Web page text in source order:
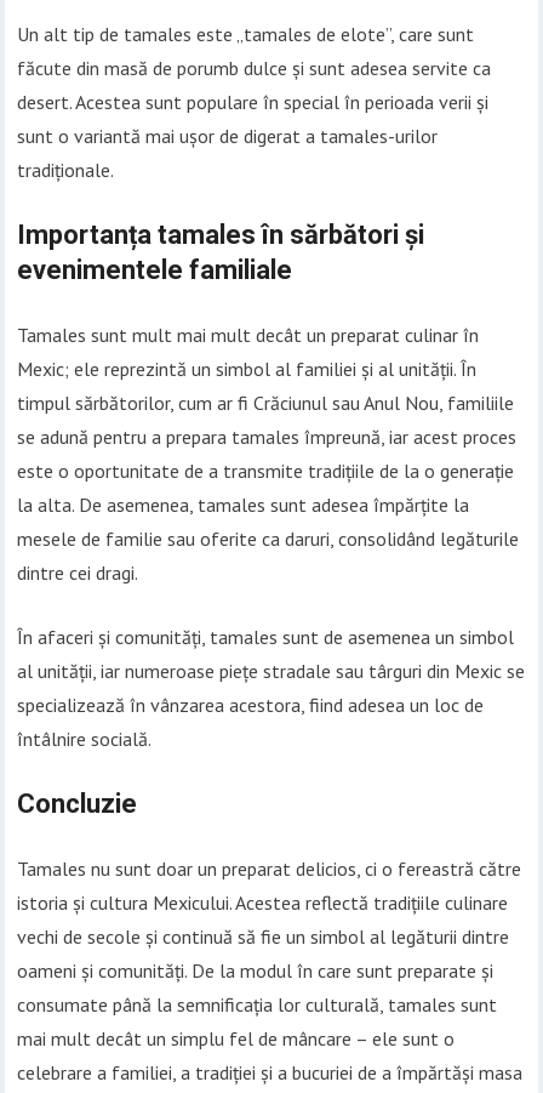
Un alt tip de tamales este „tamales de elote”, care sunt
făcute din masă de porumb dulce și sunt adesea servite ca
desert. Acestea sunt populare în special în perioada verii și
sunt o variantă mai ușor de digerat a tamales-urilor
tradiționale.
Importanța tamales în sărbători și
evenimentele familiale
Tamales sunt mult mai mult decât un preparat culinar în
Mexic; ele reprezintă un simbol al familiei și al unității. În
timpul sărbătorilor, cum ar fi Crăciunul sau Anul Nou, familiile
se adună pentru a prepara tamales împreună, iar acest proces
este o oportunitate de a transmite tradițiile de la o generație
la alta. De asemenea, tamales sunt adesea împărțite la
mesele de familie sau oferite ca daruri, consolidând legăturile
dintre cei dragi.
În afaceri și comunități, tamales sunt de asemenea un simbol
al unității, iar numeroase piețe stradale sau târguri din Mexic se
specializează în vânzarea acestora, fiind adesea un loc de
întâlnire socială.
Concluzie
Tamales nu sunt doar un preparat delicios, ci o fereastră către
istoria și cultura Mexicului. Acestea reflectă tradițiile culinare
vechi de secole și continuă să fie un simbol al legăturii dintre
oameni și comunități. De la modul în care sunt preparate și
consumate până la semnificația lor culturală, tamales sunt
mai mult decât un simplu fel de mâncare – ele sunt o
celebrare a familiei, a tradiției și a bucuriei de a împărtăși masa